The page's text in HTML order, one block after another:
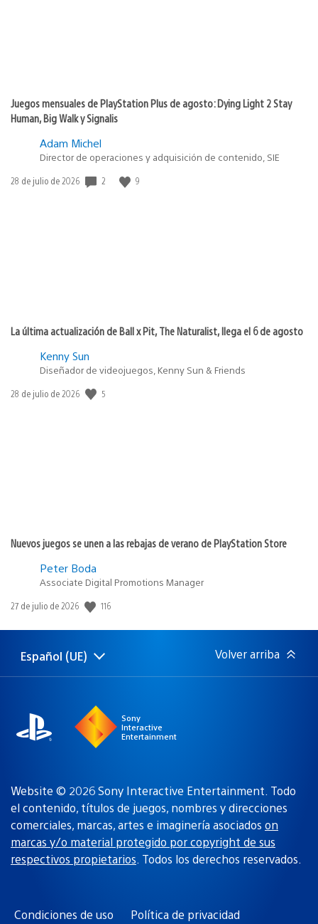
Juegos mensuales de PlayStation Plus de agosto: Dying Light 2 Stay
Human, Big Walk y Signalis
Adam Michel
Director de operaciones y adquisición de contenido, SIE
Fecha
28 de julio de 2026 2 9
La última actualización de Ball x Pit, The Naturalist, llega el 6 de agosto
Kenny Sun
Diseñador de videojuegos, Kenny Sun & Friends
Fecha
28 de julio de 2026 5
Nuevos juegos se unen a las rebajas de verano de PlayStation Store
Peter Boda
Associate Digital Promotions Manager
Fecha
publicación:
27 de julio de 2026 116
Selecciona
Región
Español (UE) Volver arriba
Sony
Interactive
Entertainment
Website © 2026 Sony Interactive Entertainment. Todo
el contenido, títulos de juegos, nombres y direcciones
comerciales, marcas, artes e imaginería asociados on
marcas y/o material protegido por copyright de sus
respectivos propietarios. Todos los derechos reservados.
Condiciones de uso Política de privacidad